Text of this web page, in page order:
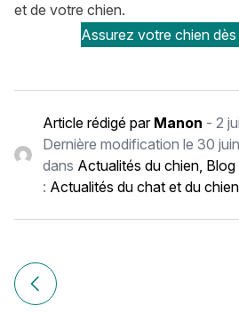
et de votre chien.
Assurez votre chien
Article rédigé par Manon - 2
Dernière modification le 30
dans Actualités du chien, Blog
: Actualités du chat et du chien
Navigation
de
Article précédent Bouvier des